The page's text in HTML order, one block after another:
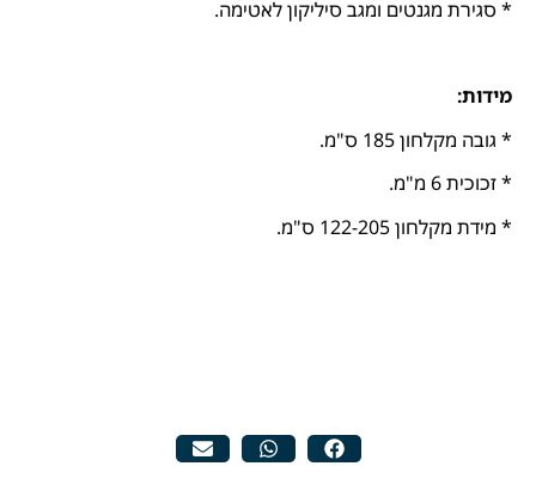
* סגירת מגנטים ומגב סיליקון לאטימה.
מידות:
* גובה מקלחון 185 ס"מ.
* זכוכית 6 מ"מ.
* מידת מקלחון 122-205 ס"מ.